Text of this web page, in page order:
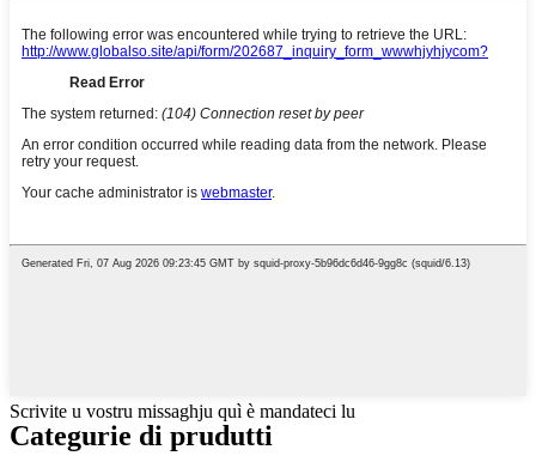
Scrivite u vostru missaghju quì è mandateci lu
Categurie di prudutti